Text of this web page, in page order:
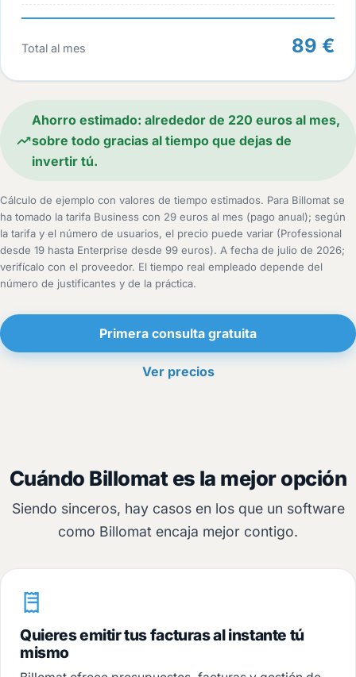
Total al mes 89 €
Ahorro estimado: alrededor de 220 euros al mes,
sobre todo gracias al tiempo que dejas de
invertir tú.
Cálculo de ejemplo con valores de tiempo estimados. Para Billomat se
ha tomado la tarifa Business con 29 euros al mes (pago anual); según
la tarifa y el número de usuarios, el precio puede variar (Professional
desde 19 hasta Enterprise desde 99 euros). A fecha de julio de 2026;
verifícalo con el proveedor. El tiempo real empleado depende del
número de justificantes y de la práctica.
Primera consulta gratuita
Ver precios
Cuándo Billomat es la mejor opción
Siendo sinceros, hay casos en los que un software
como Billomat encaja mejor contigo.
Quieres emitir tus facturas al instante tú
mismo